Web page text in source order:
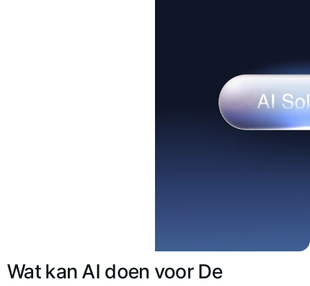
Wat kan AI doen voor De